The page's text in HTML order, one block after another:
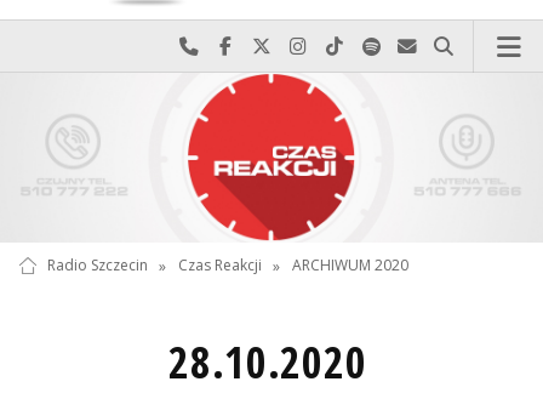
Najlepiej po prostu do nas zadzwoń
Odwiedź nas na Facebook-u
Odwiedź nas na X
Odwiedź nas na Instagram-ie
Odwiedź nas na TikTok-u
Szukaj nas na Spotify
Wyślij do nas
Szukaj
Radio Szczecin » Czas Reakcji » ARCHIWUM 2020
28.10.2020